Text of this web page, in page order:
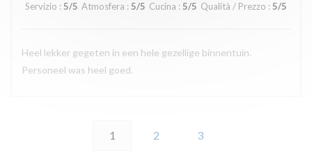
Servizio : 5/5 Atmosfera : 5/5 Cucina : 5/5 Qualità / Prezzo : 5/5
Heel lekker gegeten in een hele gezellige binnentuin.
Personeel was heel goed.
1 2 3